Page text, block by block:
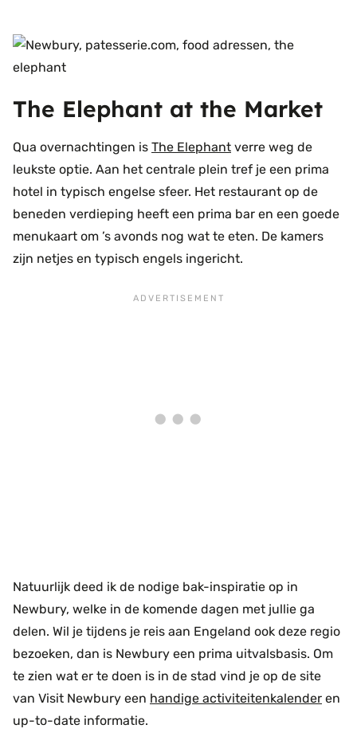
The Elephant at the Market
Qua overnachtingen is The Elephant verre weg de
leukste optie. Aan het centrale plein tref je een prima
hotel in typisch engelse sfeer. Het restaurant op de
beneden verdieping heeft een prima bar en een goede
menukaart om ’s avonds nog wat te eten. De kamers
zijn netjes en typisch engels ingericht.
Natuurlijk deed ik de nodige bak-inspiratie op in
Newbury, welke in de komende dagen met jullie ga
delen. Wil je tijdens je reis aan Engeland ook deze regio
bezoeken, dan is Newbury een prima uitvalsbasis. Om
te zien wat er te doen is in de stad vind je op de site
van Visit Newbury een handige activiteitenkalender en
up-to-date informatie.